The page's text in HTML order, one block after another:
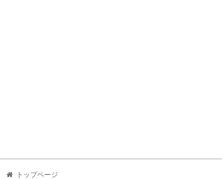
トップページ